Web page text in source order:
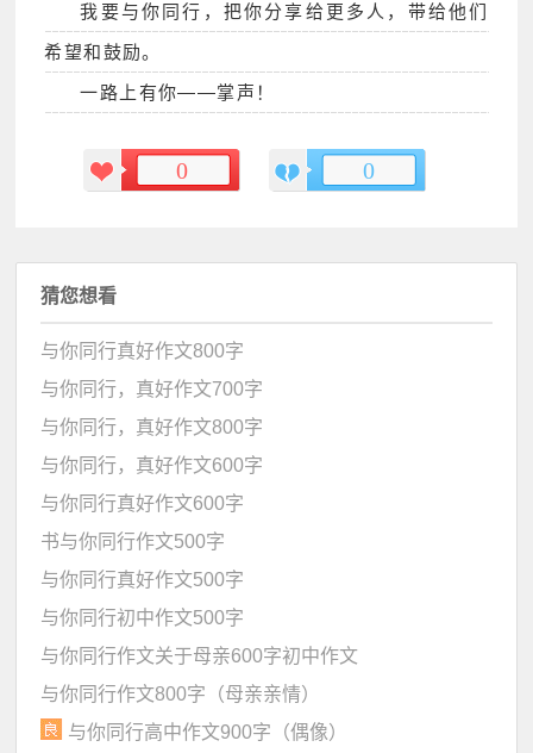
我要与你同行，把你分享给更多人，带给他们
希望和鼓励。
一路上有你——掌声！
0 0
猜您想看
与你同行真好作文800字
与你同行，真好作文700字
与你同行，真好作文800字
与你同行，真好作文600字
与你同行真好作文600字
书与你同行作文500字
与你同行真好作文500字
与你同行初中作文500字
与你同行作文关于母亲600字初中作文
与你同行作文800字（母亲亲情）
与你同行高中作文900字（偶像）